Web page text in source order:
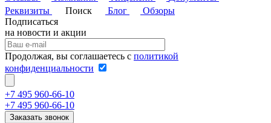
Реквизиты
Поиск Блог
Обзоры
Подписаться
на новости и акции
Продолжая, вы соглашаетесь с политикой
конфиденциальности
+7 495 960-66-10
+7 495 960-66-10
Заказать звонок